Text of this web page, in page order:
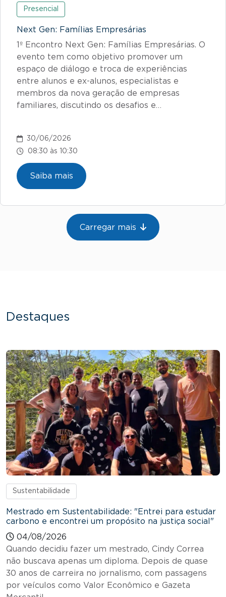
Presencial
Next Gen: Famílias Empresárias
1º Encontro Next Gen: Famílias Empresárias. O
evento tem como objetivo promover um
espaço de diálogo e troca de experiências
entre alunos e ex-alunos, especialistas e
membros da nova geração de empresas
familiares, discutindo os desafios e…
Saiba mais
30/06/2026
08:30 às 10:30
Carregar mais
Destaques
Sustentabilidade
Mestrado em Sustentabilidade: "Entrei para estudar
carbono e encontrei um propósito na justiça social"
04/08/2026
Quando decidiu fazer um mestrado, Cindy Correa
não buscava apenas um diploma. Depois de quase
30 anos de carreira no jornalismo, com passagens
por veículos como Valor Econômico e Gazeta